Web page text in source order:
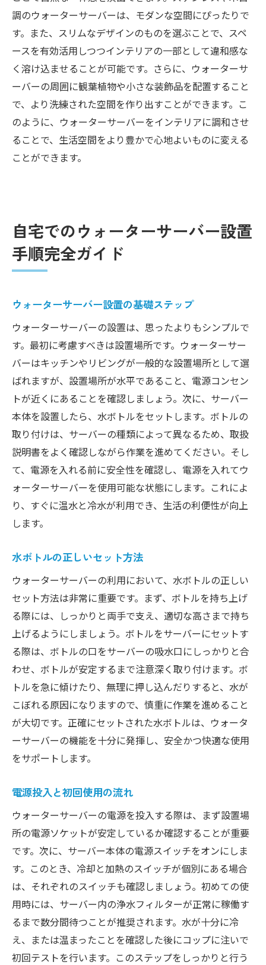
調のウォーターサーバーは、モダンな空間にぴったりで
す。また、スリムなデザインのものを選ぶことで、スペ
ースを有効活用しつつインテリアの一部として違和感な
く溶け込ませることが可能です。さらに、ウォーターサ
ーバーの周囲に観葉植物や小さな装飾品を配置すること
で、より洗練された空間を作り出すことができます。こ
のように、ウォーターサーバーをインテリアに調和させ
ることで、生活空間をより豊かで心地よいものに変える
ことができます。
自宅でのウォーターサーバー設置
手順完全ガイド
ウォーターサーバー設置の基礎ステップ
ウォーターサーバーの設置は、思ったよりもシンプルで
す。最初に考慮すべきは設置場所です。ウォーターサー
バーはキッチンやリビングが一般的な設置場所として選
ばれますが、設置場所が水平であること、電源コンセン
トが近くにあることを確認しましょう。次に、サーバー
本体を設置したら、水ボトルをセットします。ボトルの
取り付けは、サーバーの種類によって異なるため、取扱
説明書をよく確認しながら作業を進めてください。そし
て、電源を入れる前に安全性を確認し、電源を入れてウ
ォーターサーバーを使用可能な状態にします。これによ
り、すぐに温水と冷水が利用でき、生活の利便性が向上
します。
水ボトルの正しいセット方法
ウォーターサーバーの利用において、水ボトルの正しい
セット方法は非常に重要です。まず、ボトルを持ち上げ
る際には、しっかりと両手で支え、適切な高さまで持ち
上げるようにしましょう。ボトルをサーバーにセットす
る際は、ボトルの口をサーバーの吸水口にしっかりと合
わせ、ボトルが安定するまで注意深く取り付けます。ボ
トルを急に傾けたり、無理に押し込んだりすると、水が
こぼれる原因になりますので、慎重に作業を進めること
が大切です。正確にセットされた水ボトルは、ウォータ
ーサーバーの機能を十分に発揮し、安全かつ快適な使用
をサポートします。
電源投入と初回使用の流れ
ウォーターサーバーの電源を投入する際は、まず設置場
所の電源ソケットが安定しているか確認することが重要
です。次に、サーバー本体の電源スイッチをオンにしま
す。このとき、冷却と加熱のスイッチが個別にある場合
は、それぞれのスイッチも確認しましょう。初めての使
用時には、サーバー内の浄水フィルターが正常に稼働す
るまで数分間待つことが推奨されます。水が十分に冷
え、または温まったことを確認した後にコップに注いで
初回テストを行います。このステップをしっかりと行う